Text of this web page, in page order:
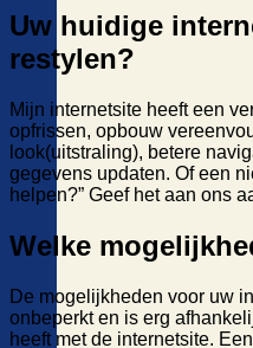
Uw huidige
restylen?
Mijn internetsite heeft een
opfrissen, opbouw
look(uitstraling), betere
gegevens updaten. Of een
helpen?” Geef het aan ons
Welke
De mogelijkheden voor uw
onbeperkt en is erg
heeft met de internetsite.